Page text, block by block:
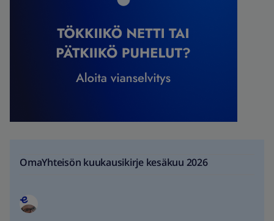
OmaYhteisön kuukausikirje kesäkuu 2026